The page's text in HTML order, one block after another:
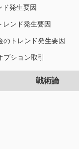
ド発生要因
レンド発生要因
のトレンド発生要因
プション取引
戦術論